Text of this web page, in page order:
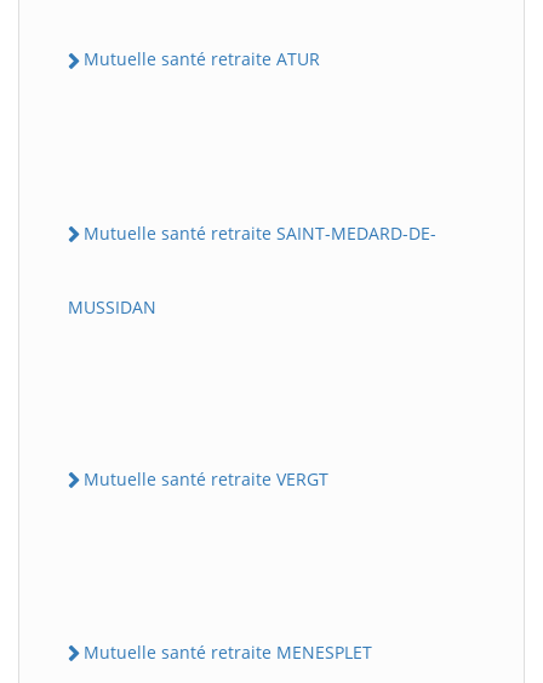
Mutuelle santé retraite ATUR
Mutuelle santé retraite SAINT-MEDARD-DE-
MUSSIDAN
Mutuelle santé retraite VERGT
Mutuelle santé retraite MENESPLET